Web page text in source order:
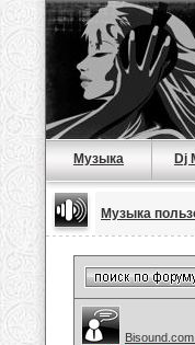
Музыка Dj
Музыка